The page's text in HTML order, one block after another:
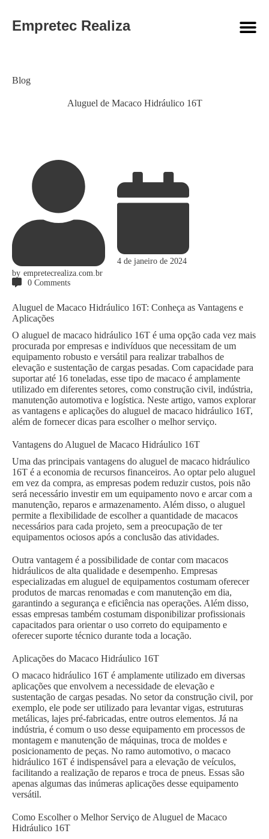
Empretec Realiza
Aluguel de Macaco Hidráulico 16T
Category
Blog
by empretecrealiza.com.br
4 de janeiro de 2024
0 Comments
Aluguel de Macaco Hidráulico 16T: Conheça as Vantagens e
Aplicações
O aluguel de macaco hidráulico 16T é uma opção cada vez mais
procurada por empresas e indivíduos que necessitam de um
equipamento robusto e versátil para realizar trabalhos de
elevação e sustentação de cargas pesadas. Com capacidade para
suportar até 16 toneladas, esse tipo de macaco é amplamente
utilizado em diferentes setores, como construção civil, indústria,
manutenção automotiva e logística. Neste artigo, vamos explorar
as vantagens e aplicações do aluguel de macaco hidráulico 16T,
além de fornecer dicas para escolher o melhor serviço.
Vantagens do Aluguel de Macaco Hidráulico 16T
Uma das principais vantagens do aluguel de macaco hidráulico
16T é a economia de recursos financeiros. Ao optar pelo aluguel
em vez da compra, as empresas podem reduzir custos, pois não
será necessário investir em um equipamento novo e arcar com a
manutenção, reparos e armazenamento. Além disso, o aluguel
permite a flexibilidade de escolher a quantidade de macacos
necessários para cada projeto, sem a preocupação de ter
equipamentos ociosos após a conclusão das atividades.
Outra vantagem é a possibilidade de contar com macacos
hidráulicos de alta qualidade e desempenho. Empresas
especializadas em aluguel de equipamentos costumam oferecer
produtos de marcas renomadas e com manutenção em dia,
garantindo a segurança e eficiência nas operações. Além disso,
essas empresas também costumam disponibilizar profissionais
capacitados para orientar o uso correto do equipamento e
oferecer suporte técnico durante toda a locação.
Aplicações do Macaco Hidráulico 16T
O macaco hidráulico 16T é amplamente utilizado em diversas
aplicações que envolvem a necessidade de elevação e
sustentação de cargas pesadas. No setor da construção civil, por
exemplo, ele pode ser utilizado para levantar vigas, estruturas
metálicas, lajes pré-fabricadas, entre outros elementos. Já na
indústria, é comum o uso desse equipamento em processos de
montagem e manutenção de máquinas, troca de moldes e
posicionamento de peças. No ramo automotivo, o macaco
hidráulico 16T é indispensável para a elevação de veículos,
facilitando a realização de reparos e troca de pneus. Essas são
apenas algumas das inúmeras aplicações desse equipamento
versátil.
Como Escolher o Melhor Serviço de Aluguel de Macaco
Hidráulico 16T